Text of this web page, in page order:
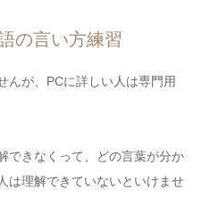
の言い方練習
んが、PCに詳しい人は専門用
できなくって、どの言葉が分か
は理解できていないといけませ